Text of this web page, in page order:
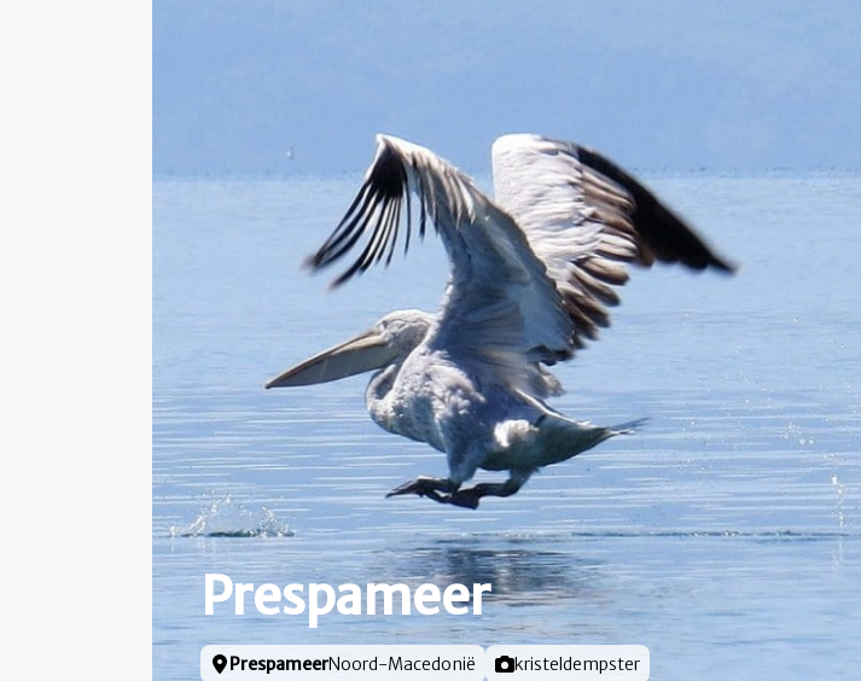
Prespameer
Locatie
PrespameerNoord-Macedonië Foto door
kristeldempster